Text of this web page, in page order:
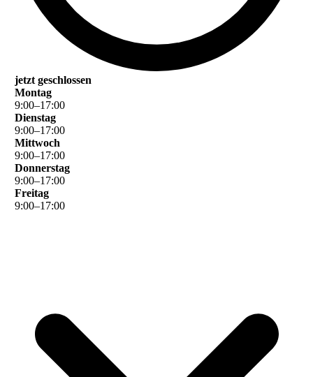
jetzt geschlossen
Montag
9:00–17:00
Dienstag
9:00–17:00
Mittwoch
9:00–17:00
Donnerstag
9:00–17:00
Freitag
9:00–17:00